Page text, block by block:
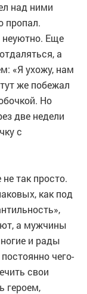
над ними
пропал.
неуютно. Еще
а
«Я ухожу, нам
же побежал
Но
две недели
с
так просто.
как под
а мужчины
и рады
чего-
свои
героем,